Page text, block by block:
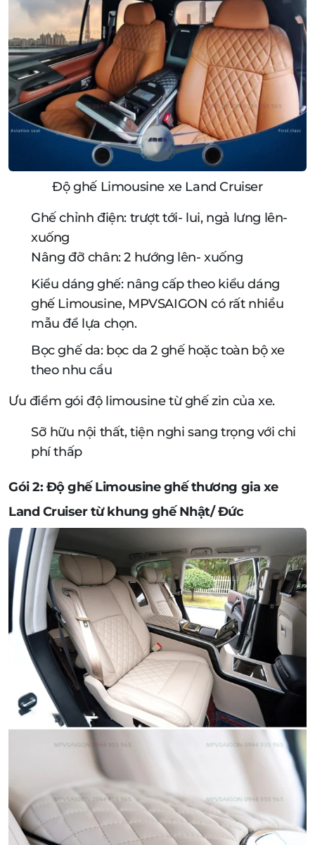
Độ ghế Limousine xe Land Cruiser
Ghế chỉnh điện: trượt tới- lui, ngả lưng lên-
xuống
Nâng đỡ chân: 2 hướng lên- xuống
Kiểu dáng ghế: nâng cấp theo kiểu dáng
ghế Limousine, MPVSAIGON có rất nhiều
mẫu để lựa chọn.
Bọc ghế da: bọc da 2 ghế hoặc toàn bộ xe
theo nhu cầu
Ưu điểm gói độ limousine từ ghế zin của xe.
Sỡ hữu nội thất, tiện nghi sang trọng với chi
phí thấp
Gói 2: Độ ghế Limousine ghế thương gia xe
Land Cruiser từ khung ghế Nhật/ Đức